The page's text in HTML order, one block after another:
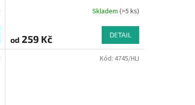
Skladem (>5 ks)
od 259 Kč DETAIL
Kód: 4745/HLI